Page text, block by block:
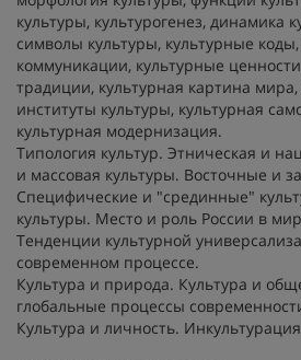
культуры, культурогенез, динамика
символы культуры, культурные
коммуникации, культурные
традиции, культурная картина
институты культуры, культурная
культурная модернизация.
Типология культур. Этническая и
и массовая культуры. Восточные и
Специфические и "срединные"
культуры. Место и роль России в
Тенденции культурной
современном процессе.
Культура и природа. Культура и
глобальные процессы
Культура и личность.